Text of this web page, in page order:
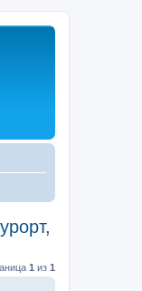
1 из 1